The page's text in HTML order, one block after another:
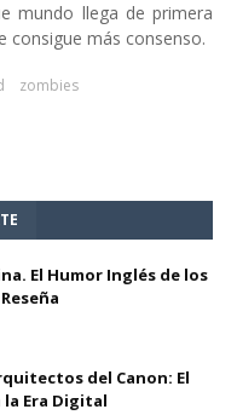
mundo llega de primera
consigue más consenso.
zombies
El Humor Inglés de los
del Canon: El
la Era Digital